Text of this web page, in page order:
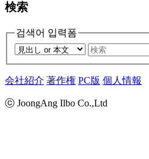
検索
검색어 입력폼
会社紹介 著作権 PC版 個人情報
ⓒ JoongAng Ilbo Co.,Ltd